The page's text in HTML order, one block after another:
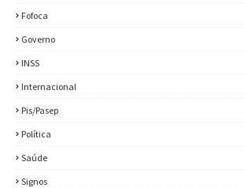
Fofoca
Governo
INSS
Internacional
Pis/Pasep
Política
Saúde
Signos